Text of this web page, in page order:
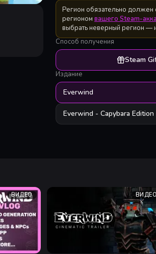
Регион обязательно должен
регионом вашего Steam-
выбрать неверный регион —
Способ получения
Steam
Издание
Everwind
Everwind - Capybara Edition
ВИДЕО ВИДЕО